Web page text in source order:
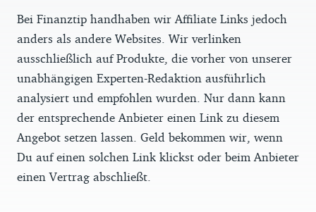
Bei Finanztip handhaben wir Affiliate Links jedoch
anders als andere Websites. Wir verlinken
ausschließlich auf Produkte, die vorher von unserer
unabhängigen Experten-Redaktion ausführlich
analysiert und empfohlen wurden. Nur dann kann
der entsprechende Anbieter einen Link zu diesem
Angebot setzen lassen. Geld bekommen wir, wenn
Du auf einen solchen Link klickst oder beim Anbieter
einen Vertrag abschließt.